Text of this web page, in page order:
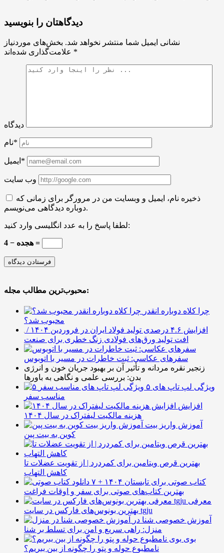
دیدگاهتان را بنویسید
نشانی ایمیل شما منتشر نخواهد شد. بخش‌های موردنیاز
*
دیدگاه
نام*
ایمیل*
وب سایت
ذخیره نام، ایمیل و وبسایت من در مرورگر برای زمانی که
دوباره دیدگاهی می‌نویسم.
لطفا پاسخ را به عدد انگلیسی وارد کنید:
هجده − 4 =
محبوب‌ترین مطالب مجله:
چرا کلاه دوباره انقدر
محبوب شد؟
افزایش ۴.۶ درصدی تولید فولاد ایران در فروردین ۱۴۰۴ /
افت تولید ورق‌های فولادی زنگ خطری برای صنعت
سفرهای عکاسی: ثبت خاطرات در مسیر با اتوبوس
زنجیر نقره مردانه و تأثیر آن بر بهبود جریان خون و انرژی
بدن: بررسی علمی و نگاهی به باورها
۵ ویژگی لپ تاپ های
مناسب سفر
افزایش
هزینه مالکیت لیفتراک در سال ۱۴۰۴
آموزش واریز بیت
کوین به بیت پین
بهترین قرص ویتامین برای کمردرد | از تقویت عضلات تا
کاهش التهاب
۷ کتاب صوتی برای تابستان ۱۴۰۴ +
بهترین کتاب‌های صوتی برای سفر و اوقات فراغت
معرفی
بهترین بونوس‌های فارکس در سایت tgju
آموزش خصوصی شنا در
منزل: راهی سریع و امن برای تسلط بر شنا
بوی
نامطبوع حوله و پتو را چگونه از بین ببریم؟